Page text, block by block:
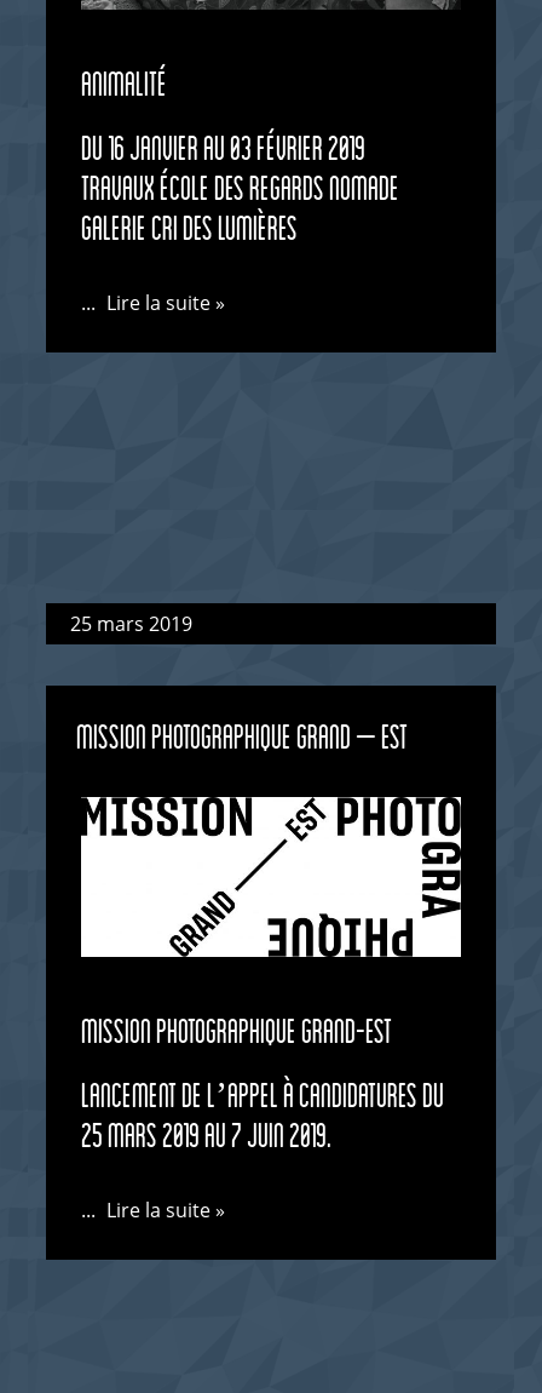
animalité
du 16 janvier au 03 février 2019
travaux école des regards nomade
galerie cri des lumières
... Lire la suite »
25 mars 2019
Mission photographique Grand – Est
Mission photographique Grand-Est
Lancement de l’appel à candidatures du
25 mars 2019 au 7 juin 2019.
... Lire la suite »